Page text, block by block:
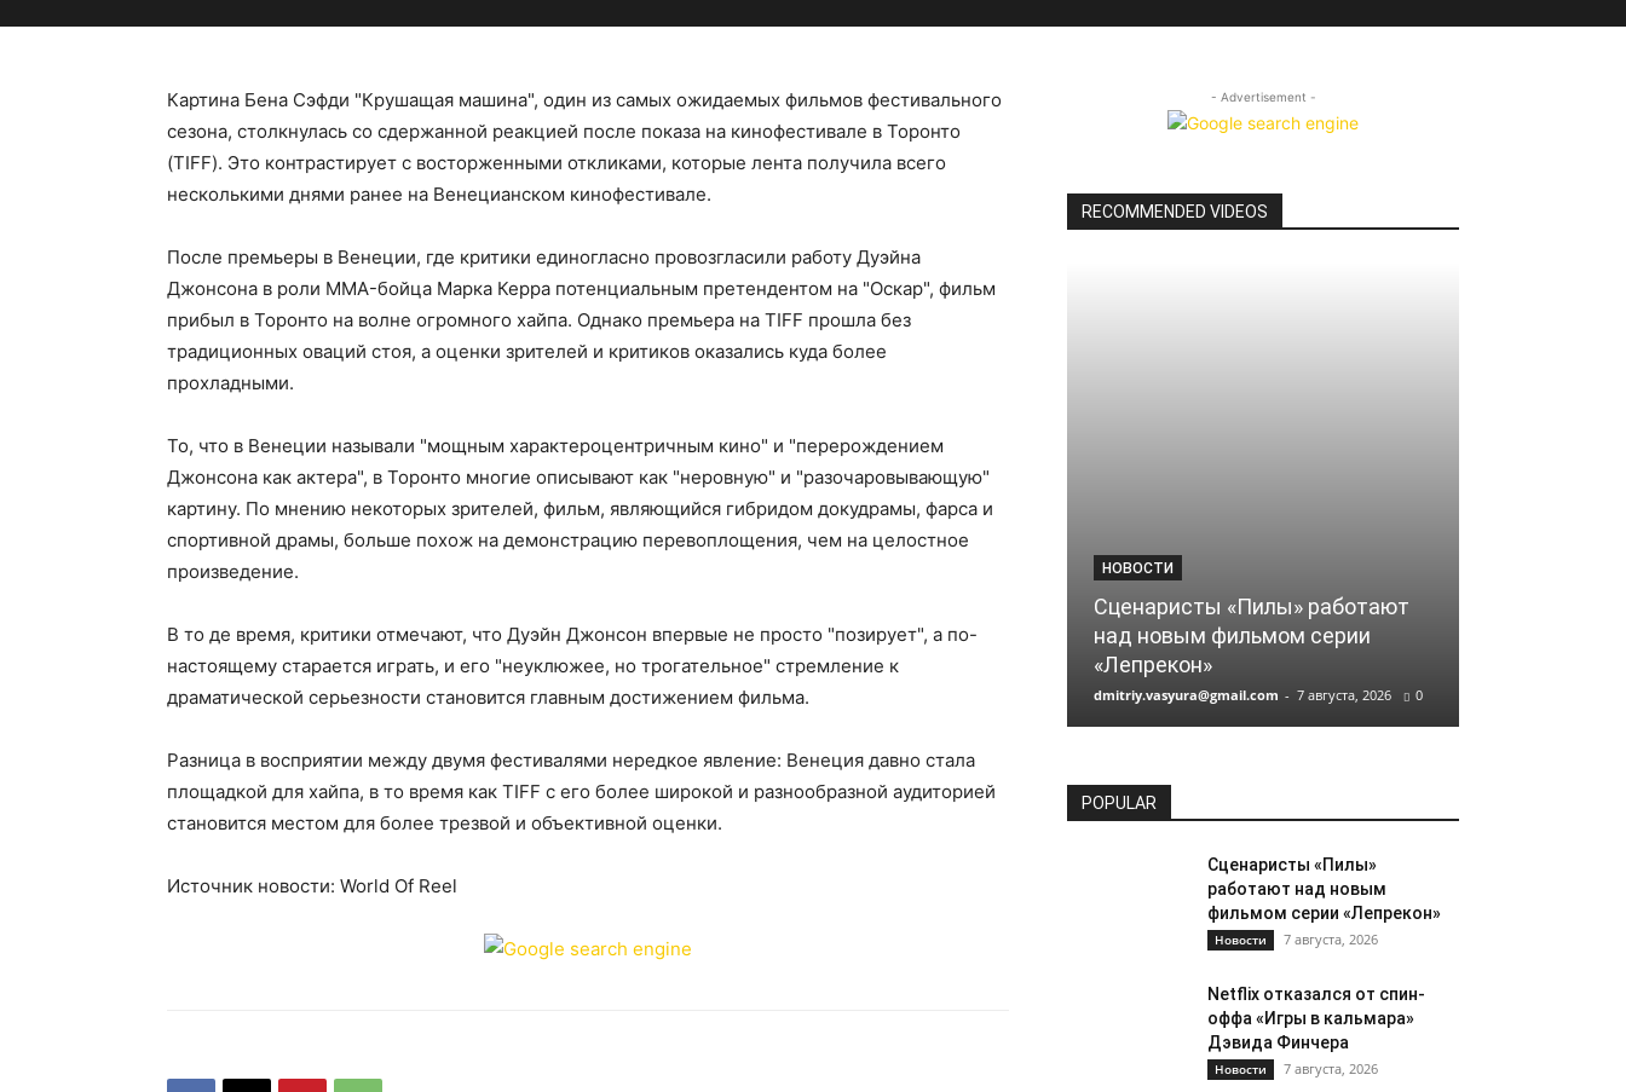
Картина Бена Сэфди "Крушащая машина", один из самых ожидаемых фильмов фестивального
сезона, столкнулась со сдержанной реакцией после показа на кинофестивале в Торонто
(TIFF). Это контрастирует с восторженными откликами, которые лента получила всего
несколькими днями ранее на Венецианском кинофестивале.
После премьеры в Венеции, где критики единогласно провозгласили работу Дуэйна
Джонсона в роли MMA-бойца Марка Керра потенциальным претендентом на "Оскар", фильм
прибыл в Торонто на волне огромного хайпа. Однако премьера на TIFF прошла без
традиционных оваций стоя, а оценки зрителей и критиков оказались куда более
прохладными.
То, что в Венеции называли "мощным характероцентричным кино" и "перерождением
Джонсона как актера", в Торонто многие описывают как "неровную" и "разочаровывающую"
картину. По мнению некоторых зрителей, фильм, являющийся гибридом докудрамы, фарса и
спортивной драмы, больше похож на демонстрацию перевоплощения, чем на целостное
произведение.
В то де время, критики отмечают, что Дуэйн Джонсон впервые не просто "позирует", а по-
настоящему старается играть, и его "неуклюжее, но трогательное" стремление к
драматической серьезности становится главным достижением фильма.
Разница в восприятии между двумя фестивалями нередкое явление: Венеция давно стала
площадкой для хайпа, в то время как TIFF с его более широкой и разнообразной аудиторией
становится местом для более трезвой и объективной оценки.
Источник новости: World Of Reel
- Advertisement -
RECOMMENDED VIDEOS
НОВОСТИ
Сценаристы «Пилы» работают
над новым фильмом серии
«Лепрекон»
dmitriy.vasyura@gmail.com - 7 августа, 2026 0
POPULAR
Сценаристы «Пилы»
работают над новым
фильмом серии «Лепрекон»
Новости 7 августа, 2026
Netflix отказался от спин-
оффа «Игры в кальмара»
Дэвида Финчера
Новости 7 августа, 2026